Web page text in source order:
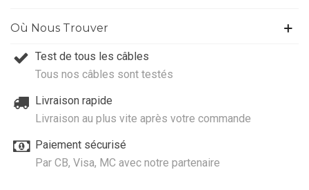
Où Nous Trouver
Test de tous les câbles
Tous nos câbles sont testés
Livraison rapide
Livraison au plus vite après votre commande
Paiement sécurisé
Par CB, Visa, MC avec notre partenaire